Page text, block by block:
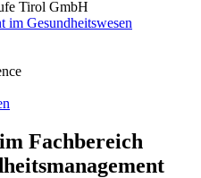
Tirol GmbH
im Gesundheitswesen
Fachbereich